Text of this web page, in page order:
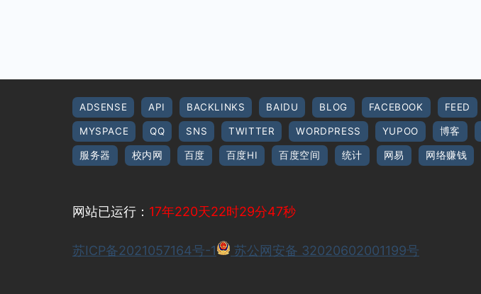
ADSENSE API BACKLINKS BAIDU BLOG FACEBOOK FEED
MYSPACE QQ SNS TWITTER WORDPRESS YUPOO 博客
服务器 校内网 百度 百度HI 百度空间 统计 网易 网络赚钱
网站已运行： 17年220天22时29分48秒
苏ICP备2021057164号-1 苏公网安备 32020602001199号